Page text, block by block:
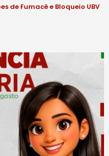
de Fumacê e Bloqueio UBV